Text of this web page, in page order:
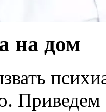
на дом